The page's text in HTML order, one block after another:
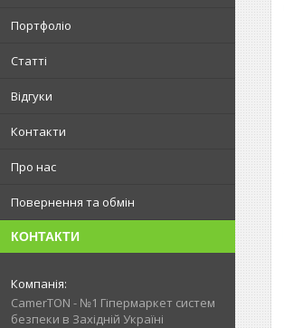
Портфоліо
Статті
Відгуки
Контакти
Про нас
Повернення та обмін
КОНТАКТИ
CamerTON - №1 Гіпермаркет систем
безпеки в Західній Україні